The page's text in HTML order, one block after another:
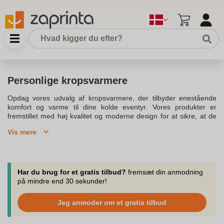
Personlige kropsvarmere
Opdag vores udvalg af kropsvarmere, der tilbyder enestående
komfort og varme til dine kolde eventyr. Vores produkter er
fremstillet med høj kvalitet og moderne design for at sikre, at de
dem, der ønsker at bevare kropsvarmen i længere perioder. De
med isolerende materiale, der beskytter mod kulde og giver
optimal komfort. De er lette og komfortable at anvende, hvilket
betyder, at du kan vælge dit favoritdesign uden at gå på
aktivere og kan anvendes hvor som helst.Takket være vores
online butik kan du nemt handle og modtage dine produkter
hurtigt. Vi tilbyder en nem levering, så du kan få dine
Vis mere
Har du brug for et gratis tilbud? fremsæt din anmodning
på mindre end 30 sekunder!
Jeg anmoder om et gratis tilbud